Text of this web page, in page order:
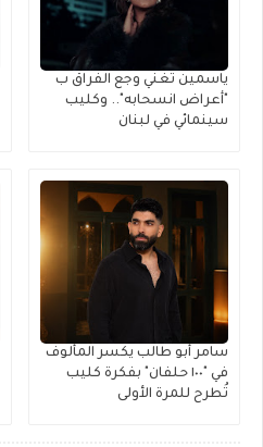
ياسمين تغني وجع الفراق ب
"أعراض انسحابه".. وكليب
سينمائي في لبنان
سامر أبو طالب يكسر المألوف
في "١٠٠ حلفان" بفكرة كليب
تُطرح للمرة الأولى